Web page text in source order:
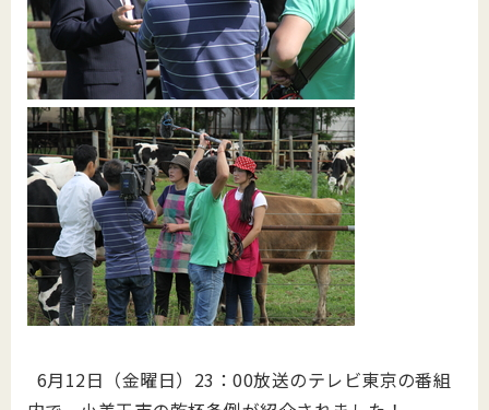
6月12日（金曜日）23：00放送のテレビ東京の番組